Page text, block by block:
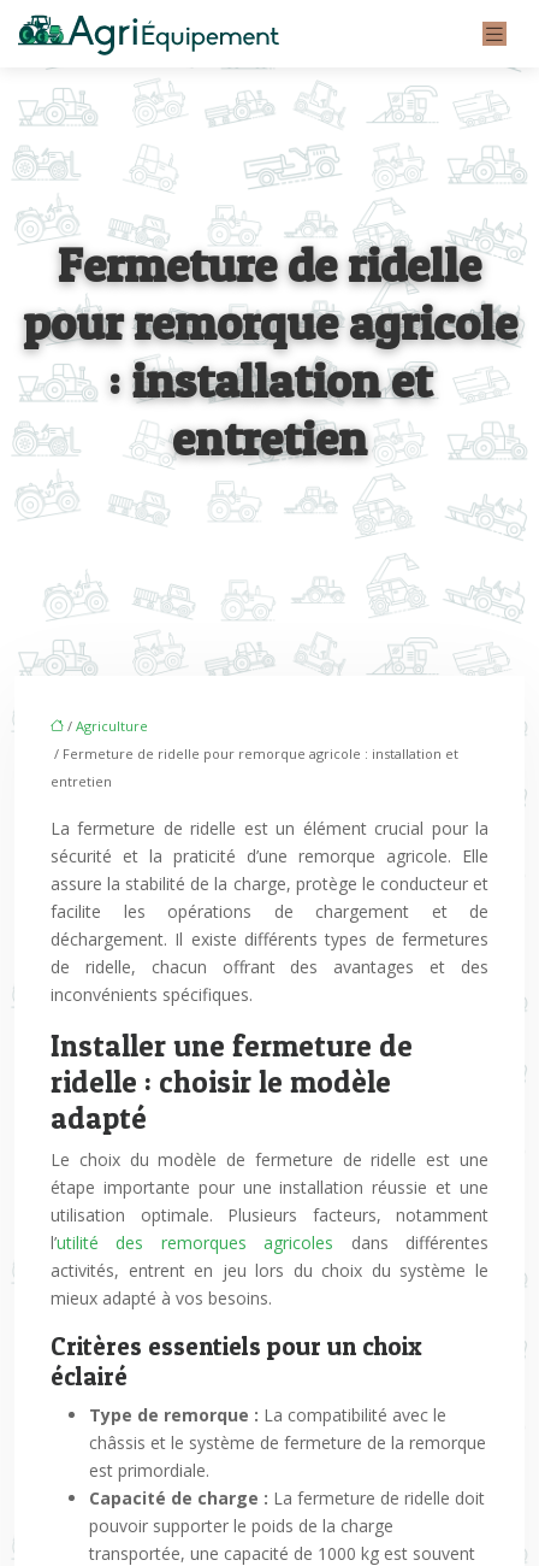
Fermeture de ridelle
pour remorque agricole
: installation et
entretien
/ Agriculture
/ Fermeture de ridelle pour remorque agricole : installation et
entretien
La fermeture de ridelle est un élément crucial pour la
sécurité et la praticité d’une remorque agricole. Elle
assure la stabilité de la charge, protège le conducteur et
facilite les opérations de chargement et de
déchargement. Il existe différents types de fermetures
de ridelle, chacun offrant des avantages et des
inconvénients spécifiques.
Installer une fermeture de
ridelle : choisir le modèle
adapté
Le choix du modèle de fermeture de ridelle est une
étape importante pour une installation réussie et une
utilisation optimale. Plusieurs facteurs, notamment
l’utilité des remorques agricoles dans différentes
activités, entrent en jeu lors du choix du système le
mieux adapté à vos besoins.
Critères essentiels pour un choix
éclairé
Type de remorque : La compatibilité avec le
châssis et le système de fermeture de la remorque
est primordiale.
Capacité de charge : La fermeture de ridelle doit
pouvoir supporter le poids de la charge
transportée, une capacité de 1000 kg est souvent